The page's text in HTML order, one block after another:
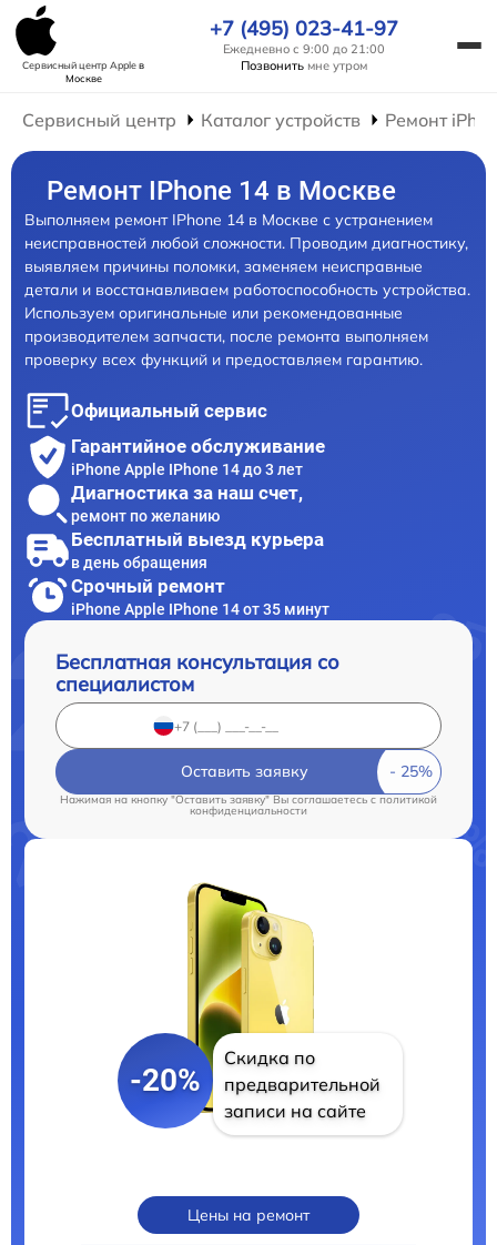
Сервисный центр Appleв
Москве
+7 (495) 023-41-97
Ежедневно с 9:00 до 21:00
Позвонить мне утром
Сервисный центр Каталог устройств Ремонт
Ремонт IPhone 14 в Москве
Выполняем ремонт IPhone 14 в Москве с устранением
неисправностей любой сложности. Проводим диагностику,
выявляем причины поломки, заменяем неисправные
детали и восстанавливаем работоспособность устройства.
Используем оригинальные или рекомендованные
производителем запчасти, после ремонта выполняем
проверку всех функций и предоставляем гарантию.
Официальный сервис
Гарантийное обслуживание
iPhone Apple IPhone 14 до 3 лет
Диагностика за наш счет,
ремонт по желанию
Бесплатный выезд курьера
в день обращения
Срочный ремонт
iPhone Apple IPhone 14 от 35 минут
Бесплатная консультация со
специалистом
Оставить заявку
Нажимая на кнопку "Оставить заявку" Вы соглашаетесь cполитикой
конфиденциальности
-20%
Скидка по
предварительной
записи на сайте
Цены на ремонт